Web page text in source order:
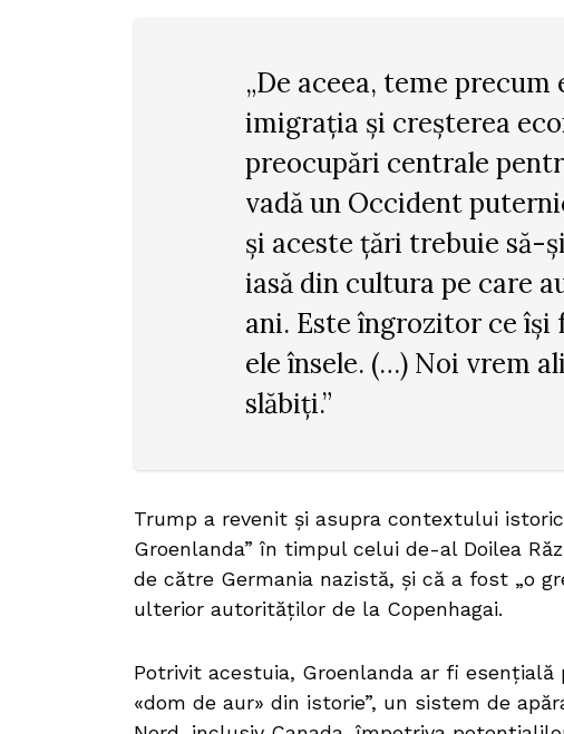
„De aceea, teme
imigrația și creșterea
preocupări centrale
vadă un Occident
și aceste țări trebuie să-
iasă din cultura pe care
ani. Este îngrozitor ce își
ele însele. (…) Noi vrem
slăbiți.”
Trump a revenit și asupra contextului
Groenlanda” în timpul celui de-al Doilea
de către Germania nazistă, și că a fost „o
ulterior autorităților de la Copenhagai.
Potrivit acestuia, Groenlanda ar fi
«dom de aur» din istorie”, un sistem de